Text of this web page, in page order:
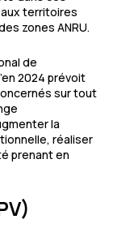
aux territoires
zones ANRU.
de
2024 prévoit
sur tout
la
réaliser
prenant en